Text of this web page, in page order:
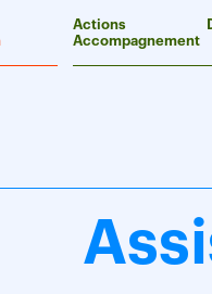
Actions
Accompagnement